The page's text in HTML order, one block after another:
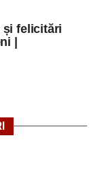
și felicitări
|